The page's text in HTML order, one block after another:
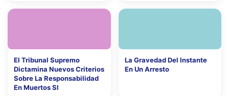
El Tribunal Supremo
Dictamina Nuevos Criterios
Sobre La Responsabilidad
En Muertos Sl
La Gravedad Del Instante
En Un Arresto